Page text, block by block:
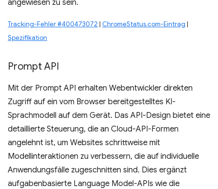
angewiesen zu sein.
Tracking-Fehler #400473072 | ChromeStatus.com-Eintrag |
Spezifikation
Prompt API
Mit der Prompt API erhalten Webentwickler direkten
Zugriff auf ein vom Browser bereitgestelltes KI-
Sprachmodell auf dem Gerät. Das API-Design bietet eine
detaillierte Steuerung, die an Cloud-API-Formen
angelehnt ist, um Websites schrittweise mit
Modellinteraktionen zu verbessern, die auf individuelle
Anwendungsfälle zugeschnitten sind. Dies ergänzt
aufgabenbasierte Language Model-APIs wie die